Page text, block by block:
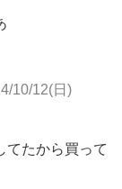
10/12(日)
てたから買って